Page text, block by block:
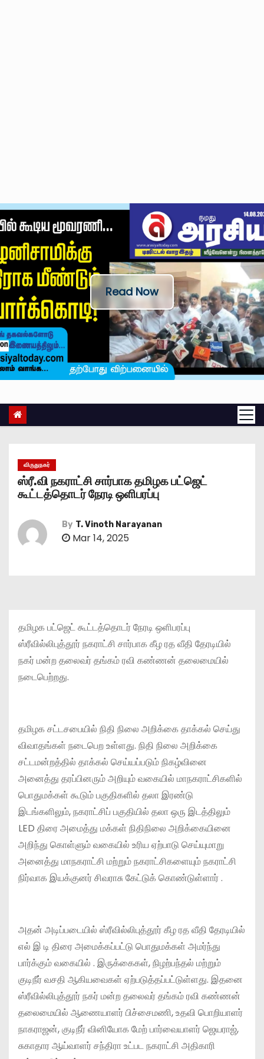
Read Now
விருதுநகர்
ஸ்ரீ.வி நகராட்சி சார்பாக தமிழக பட்ஜெட்
கூட்டத்தொடர் நேரடி ஒளிபரப்பு
By T. Vinoth Narayanan
Mar 14, 2025
தமிழக பட்ஜெட் கூட்டத்தொடர் நேரடி ஒளிபரப்பு
ஸ்ரீவில்லிபுத்தூர் நகராட்சி சார்பாக கீழ ரத வீதி தேரடியில்
நகர் மன்ற தலைவர் தங்கம் ரவி கண்ணன் தலைமையில்
நடைபெற்றது.
தமிழக சட்டசபையில் நிதி நிலை அறிக்கை தாக்கல் செய்து
விவாதங்கள் நடைபெற உள்ளது. நிதி நிலை அறிக்கை
சட்டமன்றத்தில் தாக்கல் செய்யப்படும் நிகழ்வினை
அனைத்து தரப்பினரும் அறியும் வகையில் மாநகராட்சிகளில்
பொதுமக்கள் கூடும் பகுதிகளில் தலா இரண்டு
இடங்களிலும், நகராட்சிப் பகுதியில் தலா ஒரு இடத்திலும்
LED திரை அமைத்து மக்கள் நிதிநிலை அறிக்கையினை
அறிந்து கொள்ளும் வகையில் உரிய ஏற்பாடு செய்யுமாறு
அனைத்து மாநகராட்சி மற்றும் நகராட்சிகளையும் நகராட்சி
நிர்வாக இயக்குனர் சிவராசு கேட்டுக் கொண்டுள்ளார் .
அதன் அடிப்படையில் ஸ்ரீவில்லிபுத்தூர் கீழ ரத வீதி தேரடியில்
எல் இ டி திரை அமைக்கப்பட்டு பொதுமக்கள் அமர்ந்து
பார்க்கும் வகையில் . இருக்கைகள், நிழற்பந்தல் மற்றும்
குடிநீர் வசதி ஆகியவைகள் ஏற்படுத்தப்பட்டுள்ளது. இதனை
ஸ்ரீவில்லிபுத்தூர் நகர் மன்ற தலைவர் தங்கம் ரவி கண்ணன்
தலைமையில் ஆணையாளர் பிச்சைமணி, உதவி பொறியாளர்
நாகராஜன், குடிநீர் வினியோக மேற் பார்வையாளர் ஜெயராஜ்,
சுகாதார ஆய்வாளர் சந்திரா உட்பட நகராட்சி அதிகாரி